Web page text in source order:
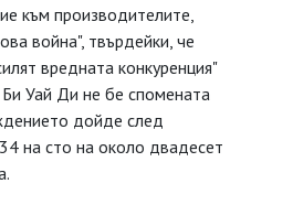
към производителите,
война", твърдейки, че
вредната конкуренция"
Уай Ди не бе спомената
дойде след
на сто на около двадесет